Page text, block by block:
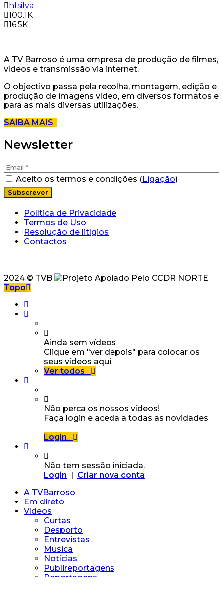
hfsilva
100.1K
16.5K
A TV Barroso é uma empresa de produção de filmes,
vídeos e transmissão via internet.
O objectivo passa pela recolha, montagem, edição e
produção de imagens vídeo, em diversos formatos e
para as mais diversas utilizações.
SAIBA MAIS
Newsletter
Aceito os termos e condições (Ligação)
Política de Privacidade
Termos de Uso
Resolução de litígios
Contactos
2024 © TVB
Topo
Ainda sem vídeos
Clique em "ver depois" para colocar os
seus vídeos aqui
Ver todos
Não perca os nossos vídeos!
Faça login e aceda a todas as novidades
Login
Não tem sessão iniciada.
Login | Criar nova conta
A TVBarroso
Em direto
Vídeos
Curtas
Desporto
Entrevistas
Musica
Notícias
Publireportagens
Reportagens